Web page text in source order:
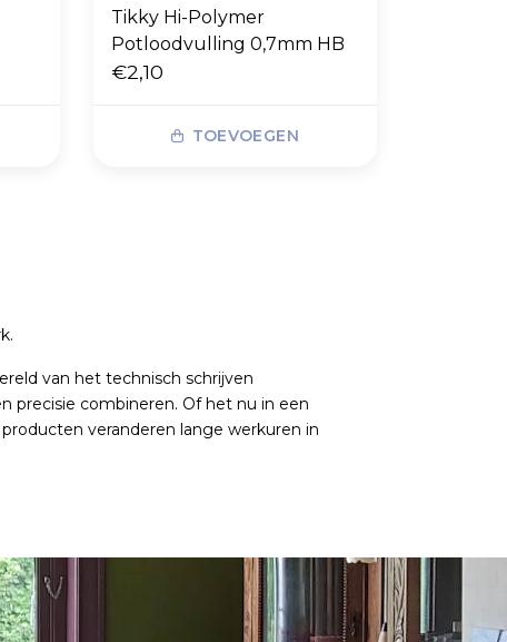
Tikky Hi-Polymer
Potloodvulling 0,7mm HB
€2,10
TOEVOEGEN
van het technisch schrijven
precisie combineren. Of het nu in een
veranderen lange werkuren in